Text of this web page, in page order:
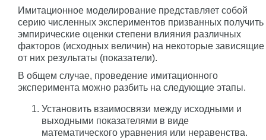
Имитационное моделирование представляет собой
серию численных экспериментов призванных получить
эмпирические оценки степени влияния различных
факторов (исходных величин) на некоторые зависящие
от них результаты (показатели).
В общем случае, проведение имитационного
эксперимента можно разбить на следующие этапы.
Установить взаимосвязи между исходными и
выходными показателями в виде
математического уравнения или неравенства.